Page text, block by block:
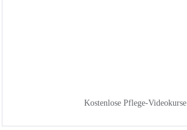
Kostenlose Pflege-Videokurse